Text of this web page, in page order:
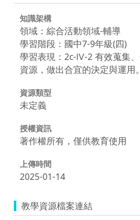
知識架構
領域：綜合活動領域-輔導
學習階段：國中7-9年級(四)
學習表現：2c-Ⅳ-2 有效蒐集
資源，做出合宜的決定與運用。
資源類型
未定義
授權資訊
著作權所有，僅供教育使用
上傳時間
2025-01-14
教學資源檔案連結